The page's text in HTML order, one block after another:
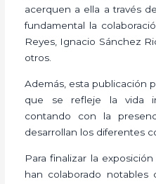
acerquen a ella a través
fundamental la
Reyes, Ignacio Sánchez
otros.
Además, esta publicación
que se refleje la vida
contando con la
desarrollan los diferentes
Para finalizar la
han colaborado notables